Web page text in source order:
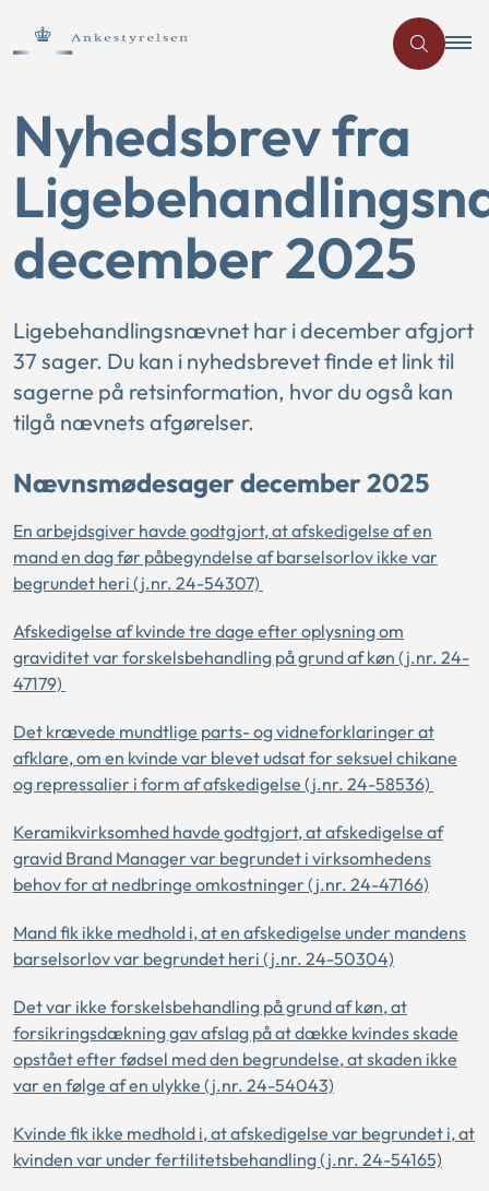
Nyhedsbrev fra
december 2025
Ligebehandlingsnævnet har i december afgjort
37 sager. Du kan i nyhedsbrevet finde et link til
sagerne på retsinformation, hvor du også kan
tilgå nævnets afgørelser.
Nævnsmødesager december 2025
En arbejdsgiver havde godtgjort, at afskedigelse af en
mand en dag før påbegyndelse af barselsorlov ikke var
begrundet heri (j.nr. 24-54307)
Afskedigelse af kvinde tre dage efter oplysning om
graviditet var forskelsbehandling på grund af køn (j.nr. 24-
47179)
Det krævede mundtlige parts- og vidneforklaringer at
afklare, om en kvinde var blevet udsat for seksuel chikane
og repressalier i form af afskedigelse (j.nr. 24-58536)
Keramikvirksomhed havde godtgjort, at afskedigelse af
gravid Brand Manager var begrundet i virksomhedens
behov for at nedbringe omkostninger (j.nr. 24-47166)
Mand fik ikke medhold i, at en afskedigelse under mandens
barselsorlov var begrundet heri (j.nr. 24-50304)
Det var ikke forskelsbehandling på grund af køn, at
forsikringsdækning gav afslag på at dække kvindes skade
opstået efter fødsel med den begrundelse, at skaden ikke
var en følge af en ulykke (j.nr. 24-54043)
Kvinde fik ikke medhold i, at afskedigelse var begrundet i, at
kvinden var under fertilitetsbehandling (j.nr. 24-54165)